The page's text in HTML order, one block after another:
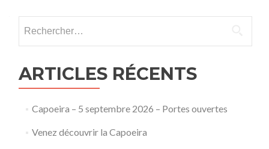
des
articles
ARTICLES RÉCENTS
Capoeira – 5 septembre 2026 – Portes ouvertes
Venez découvrir la Capoeira